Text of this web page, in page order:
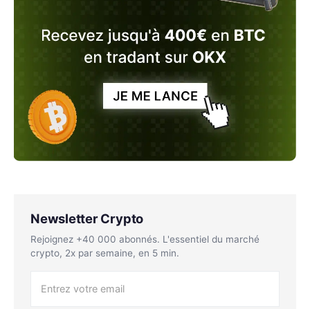
Newsletter Crypto
Rejoignez +40 000 abonnés. L'essentiel du marché
crypto, 2x par semaine, en 5 min.